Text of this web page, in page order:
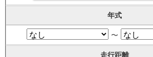
年式
〜
走行距離